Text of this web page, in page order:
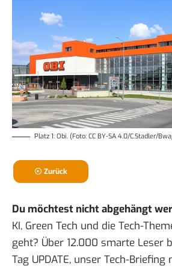
Platz 1: Obi. (Foto: CC BY-SA 4.0/C.Stadler/
Zurück
Du möchtest nicht abgehängt
KI, Green Tech und die Tech-
geht? Über 12.000 smarte Leser
Tag UPDATE, unser Tech-Briefing